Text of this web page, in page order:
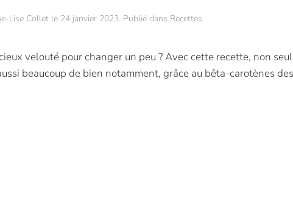
Lise Collet le 24 janvier 2023. Publié dans Recettes.
velouté pour changer un peu ? Avec cette recette, non
beaucoup de bien notamment, grâce au bêta-carotènes